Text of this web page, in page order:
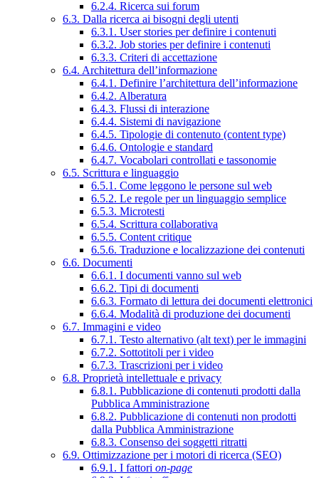
6.2.4. Ricerca sui forum
6.3. Dalla ricerca ai bisogni degli utenti
6.3.1. User stories per definire i contenuti
6.3.2. Job stories per definire i contenuti
6.3.3. Criteri di accettazione
6.4. Architettura dell’informazione
6.4.1. Definire l’architettura dell’informazione
6.4.2. Alberatura
6.4.3. Flussi di interazione
6.4.4. Sistemi di navigazione
6.4.5. Tipologie di contenuto (content type)
6.4.6. Ontologie e standard
6.4.7. Vocabolari controllati e tassonomie
6.5. Scrittura e linguaggio
6.5.1. Come leggono le persone sul web
6.5.2. Le regole per un linguaggio semplice
6.5.3. Microtesti
6.5.4. Scrittura collaborativa
6.5.5. Content critique
6.5.6. Traduzione e localizzazione dei contenuti
6.6. Documenti
6.6.1. I documenti vanno sul web
6.6.2. Tipi di documenti
6.6.3. Formato di lettura dei documenti elettronici
6.6.4. Modalità di produzione dei documenti
6.7. Immagini e video
6.7.1. Testo alternativo (alt text) per le immagini
6.7.2. Sottotitoli per i video
6.7.3. Trascrizioni per i video
6.8. Proprietà intellettuale e privacy
6.8.1. Pubblicazione di contenuti prodotti dalla
Pubblica Amministrazione
6.8.2. Pubblicazione di contenuti non prodotti
dalla Pubblica Amministrazione
6.8.3. Consenso dei soggetti ritratti
6.9. Ottimizzazione per i motori di ricerca (SEO)
6.9.1. I fattori on-page